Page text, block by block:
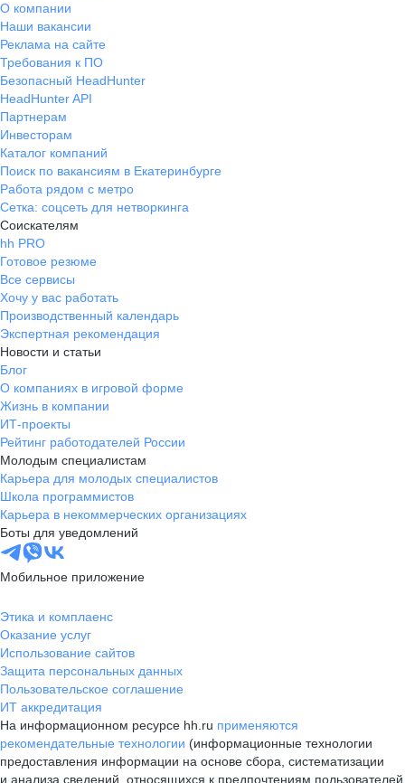
О компании
Наши вакансии
Реклама на сайте
Требования к ПО
Безопасный HeadHunter
HeadHunter API
Партнерам
Инвесторам
Каталог компаний
Поиск по вакансиям в Екатеринбурге
Работа рядом с метро
Сетка: соцсеть для нетворкинга
Соискателям
hh PRO
Готовое резюме
Все сервисы
Хочу у вас работать
Производственный календарь
Экспертная рекомендация
Новости и статьи
Блог
О компаниях в игровой форме
Жизнь в компании
ИТ-проекты
Рейтинг работодателей России
Молодым специалистам
Карьера для молодых специалистов
Школа программистов
Карьера в некоммерческих организациях
Боты для уведомлений
Мобильное приложение
Этика и комплаенс
Оказание услуг
Использование сайтов
Защита персональных данных
Пользовательское соглашение
ИТ аккредитация
На информационном ресурсе hh.ru применяются
рекомендательные технологии (информационные технологии
предоставления информации на основе сбора, систематизации
и анализа сведений, относящихся к предпочтениям пользователей